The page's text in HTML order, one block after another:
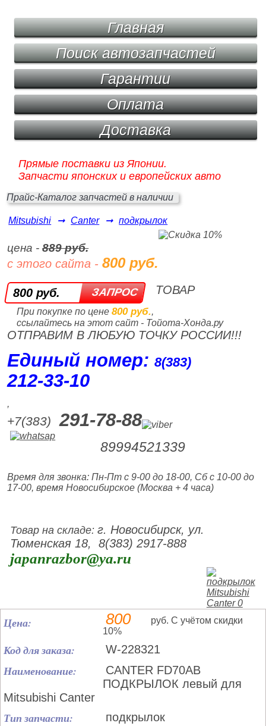
Главная
Поиск автозапчастей
Гарантии
Оплата
Доставка
Прямые поставки из Японии.
Запчасти японских и европейских авто
Прайс-Каталог запчастей в наличии
Mitsubishi ➞ Canter ➞ подкрылок
цена -889 руб.
с этого сайта -800 руб.
800 руб.
При покупке по цене 800 руб.,
ссылайтесь на этот сайт - Тойота-Хонда.ру
ТОВАР
ОТПРАВИМ В ЛЮБУЮ ТОЧКУ РОССИИ!!!
Единый номер:8(383)
212‑33‑10
,
+7(383) 291-78-88
89994521339
Время для звонка: Пн-Пт с 9-00 до 18-00, Сб с 10-00 до
17-00, время Новосибирское (Москва + 4 часа)
Товар на складе:г. Новосибирск, ул.
Тюменская 18, 8(383) 2917-888
japanrazbor@ya.ru
Цена: 800
руб. С учётом скидки
10%
Код для заказа: W-228321
Наименование:
CANTER FD70AB
ПОДКРЫЛОК левый для
Mitsubishi Canter
Тип запчасти: подкрылок